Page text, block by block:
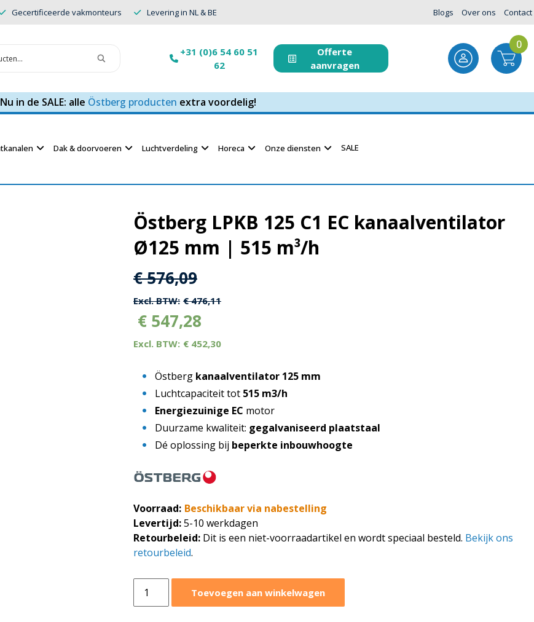
Gecertificeerde vakmonteurs Levering in NL & BE Blogs Over ons Contact
+31 (0)6 54 60 51
62
Offerte
aanvragen
0
Nu in de SALE: alle Östberg producten extra voordelig!
Dak & doorvoeren Luchtverdeling Horeca Onze diensten SALE
Östberg LPKB 125 C1 EC kanaalventilator
Ø125 mm | 515 m³/h
Oorspronkelijke
prijs
was:
€ 576,09.
€576,09Huidige
prijs
is:
€ 576,09.
€476,11
€ 547,28
€ 452,30
Östberg kanaalventilator 125 mm
Luchtcapaciteit tot 515 m3/h
Energiezuinige EC motor
Duurzame kwaliteit: gegalvaniseerd plaatstaal
Dé oplossing bij beperkte inbouwhoogte
Voorraad: Beschikbaar via nabestelling
Levertijd:5-10 werkdagen
Retourbeleid: Dit is een niet-voorraadartikel en wordt speciaal besteld. Bekijk ons
retourbeleid.
LPKB
Toevoegen aan winkelwagen